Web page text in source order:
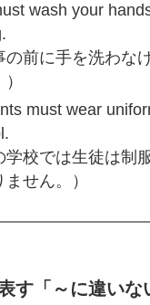
wash your
の前に手を洗わな
must wear
学校では生徒は制
せん。）
す「～に違いな